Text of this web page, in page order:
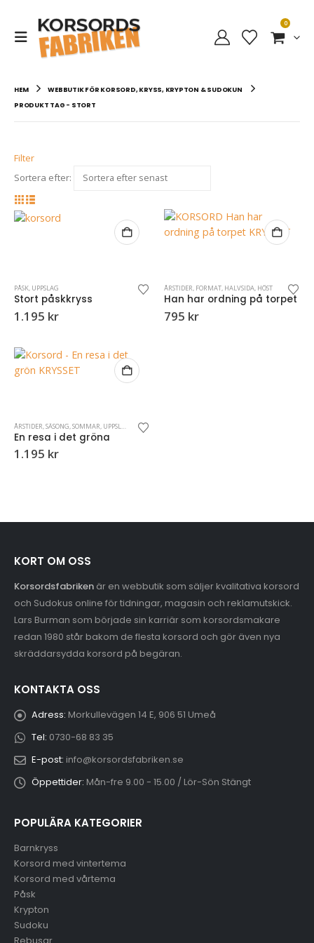
0
HEM
WEBBUTIK FÖR KORSORD, KRYSS, KRYPTON & SUDOKUN
PRODUKT TAG - STORT
Filter
Sortera efter:
PÅSK, UPPSLAG
Stort påskkryss
1.195 kr
ÅRSTIDER, FORMAT, HALVSIDA, HÖST
Han har ordning på torpet
795 kr
ÅRSTIDER SÄSONG SOMMAR UPPSLAG
En resa i det gröna
1.195 kr
KORT OM OSS
Korsordsfabriken är en webbutik som säljer kvalitativa korsord
och Sudokus online för tidningar, magasin och reklamutskick.
Lars Burman som började sin karriär som korsordsmakare
redan 1980 står bakom de flesta korsord och gör även nya
skräddarsydda korsord på begäran.
KONTAKTA OSS
Adress: Morkullevägen 14 E, 906 51 Umeå
Tel: 0730-68 83 35
E-post: info@korsordsfabriken.se
Öppettider: Mån-fre 9.00 - 15.00 / Lör-Sön Stängt
POPULÄRA KATEGORIER
Barnkryss
Korsord med vintertema
Korsord med vårtema
Påsk
Krypton
Sudoku